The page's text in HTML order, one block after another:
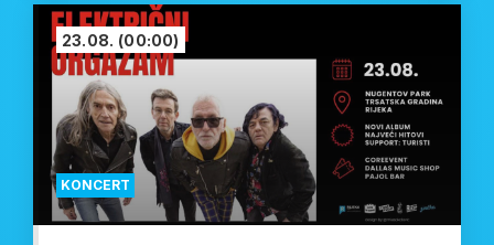
KONCERT
23.08. (00:00)